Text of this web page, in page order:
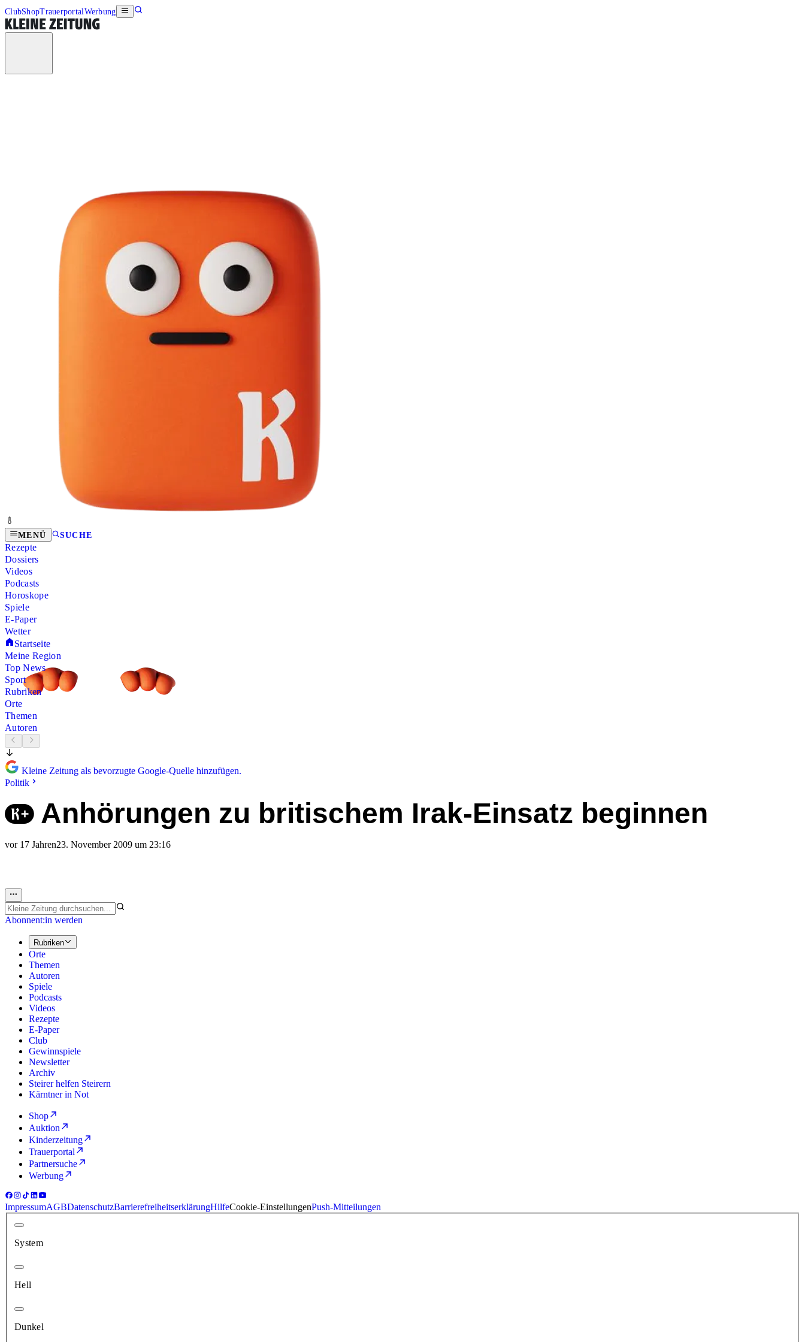
ClubShopTrauerportalWerbung
MENÜ SUCHE
Rezepte
Dossiers
Videos
Podcasts
Horoskope
Spiele
E-Paper
Wetter
Startseite
Meine Region
Top News
Sport
Rubriken
Orte
Themen
Autoren
Kleine Zeitung als bevorzugte Google-Quelle hinzufügen.
Politik
Anhörungen zu britischem Irak-Einsatz beginnen
vor 17 Jahren23. November 2009 um 23:16
Abonnent:in werden
Rubriken
Orte
Themen
Autoren
Spiele
Podcasts
Videos
Rezepte
E-Paper
Club
Gewinnspiele
Newsletter
Archiv
Steirer helfen Steirern
Kärntner in Not
Shop
Auktion
Kinderzeitung
Trauerportal
Partnersuche
Werbung
ImpressumAGBDatenschutzBarrierefreiheitserklärungHilfeCookie-EinstellungenPush-Mitteilungen
System
Hell
Dunkel